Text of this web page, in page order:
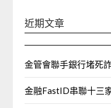
近期文章
金管會聯手銀行堵死
金融FastID串聯十三